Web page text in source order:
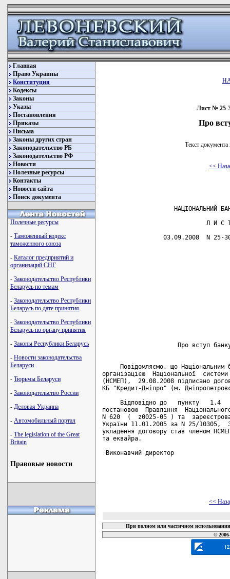
Главная
Право Украины
Конституция
Кодексы
Законы
Указы
Постановления
Приказы
Письма
Законы других стран
Законодательство РБ
Законодательство РФ
Новости
Полезные ресурсы
Контакты
Новости сайта
Поиск документа
Полезные ресурсы
- Таможенный кодекс
таможенного союза
- Каталог предприятий и
организаций СНГ
- Законодательство Республики
Беларусь по темам
- Законодательство Республики
Беларусь по дате принятия
- Законодательство Республики
Беларусь по органу принятия
- Законы Республики Беларусь
- Новости законодательства
Беларуси
- Тюрьмы Беларуси
- Законодательство России
- Деловая Украина
- Автомобильный портал
- The legislation of the Great
Britain
Правовые новости
Лист № 25-
Про
Текст
<<
НАЦІОНАЛЬНИЙ
Л И С
03.09.2008  N 25-
Про вступ
Повідомляємо, що Національним
організацією  Національної
(НСМЕП),  29.08.2008 підписано
КБ "Кредит-Дніпро" (м.
Відповідно до   пункту   1.4
постановою  Правління
N 620  (  z0025-05 ) та
України 11.01.2005 за N 25/10305,
укладення договору став членом
та еквайра.
Виконавчий директор
<<
При полном или частичном
©